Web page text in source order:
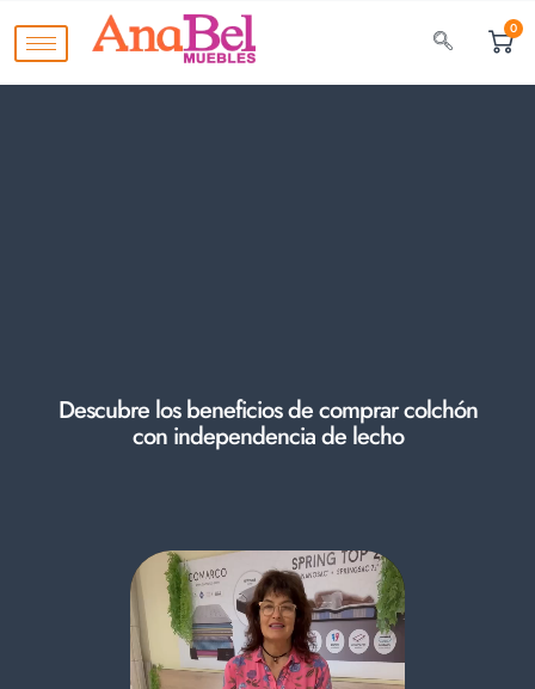
0
Descubre los beneficios de comprar colchón
con independencia de lecho